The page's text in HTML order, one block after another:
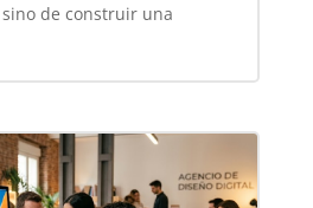
de construir una